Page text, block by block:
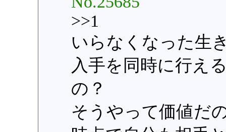
>>1
いらなくなった生
入手を同時に行え
の？
そうやって価値だ